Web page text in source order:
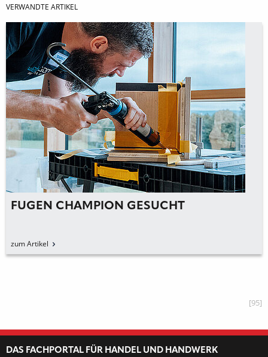
VERWANDTE ARTIKEL
CHAMPION GESUCHT
[95]
DAS FACHPORTAL FÜR HANDEL UND HANDWERK